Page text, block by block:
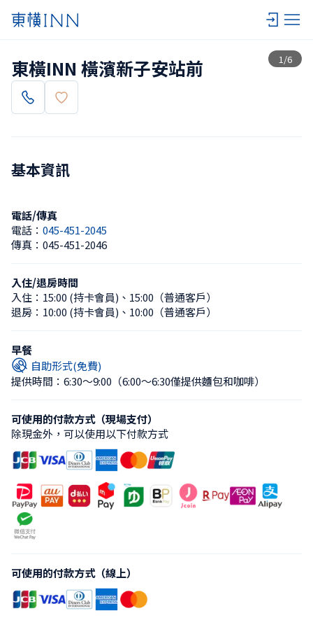
1 /6
查看一覽
東橫INN 橫濱新子安站前
基本資訊
電話/傳真
電話： 045-451-2045
傳真： 045-451-2046
入住/退房時間
入住： 15:00 (持卡會員) 、 15:00（普通客戶）
退房： 10:00 (持卡會員) 、 10:00（普通客戶）
早餐
自助形式(免費)
提供時間：6:30〜9:00 （6:00〜6:30僅提供麵包和咖啡）
可使用的付款方式（現場支付）
除現金外，可以使用以下付款方式
可使用的付款方式（線上）